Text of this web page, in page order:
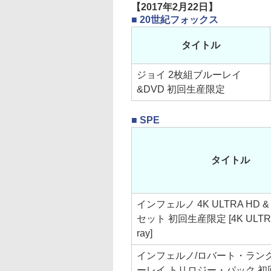
【2017年2月22日】
■ 20世紀フォックス
タイトル
ジョイ 2枚組ブルーレイ
&DVD 初回生産限定
■ SPE
タイトル
インフェルノ 4K ULTRA HD
セット 初回生産限定 [4K
ray]
インフェルノ/ロバート・ラン